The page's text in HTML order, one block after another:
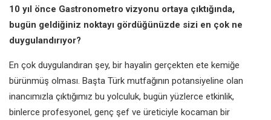
10 yıl önce Gastronometro vizyonu ortaya çıktığında,
bugün geldiğiniz noktayı gördüğünüzde sizi en çok ne
duygulandırıyor?
En çok duygulandıran şey, bir hayalin gerçekten ete kemiğe
bürünmüş olması. Başta Türk mutfağının potansiyeline olan
inancımızla çıktığımız bu yolculuk, bugün yüzlerce etkinlik,
binlerce profesyonel, genç şef ve üreticiyle kocaman bir